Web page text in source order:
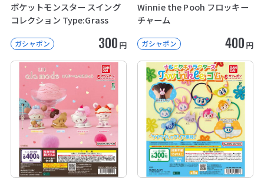
ポケットモンスター スイング
コレクション Type:Grass
ガシャポン 300 円
Winnie the Pooh フロッキー
チャーム
ガシャポン 400 円